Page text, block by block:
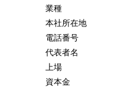
業種
本社所在地
電話番号
代表者名
上場
資本金